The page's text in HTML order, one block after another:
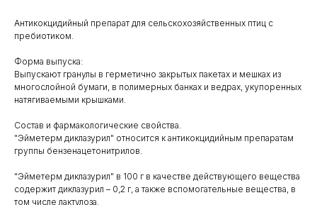
Антикокцидийный препарат для сельскохозяйственных птиц с
пребиотиком.
Форма выпуска:
Выпускают гранулы в герметично закрытых пакетах и мешках из
многослойной бумаги, в полимерных банках и ведрах, укупоренных
натягиваемыми крышками.
Состав и фармакологические свойства.
"Эйметерм диклазурил" относится к антикокцидийным препаратам
группы бензенацетонитрилов.
"Эйметерм диклазурил" в 100 г в качестве действующего вещества
содержит диклазурил – 0,2 г, а также вспомогательные вещества, в
том числе лактулоза.